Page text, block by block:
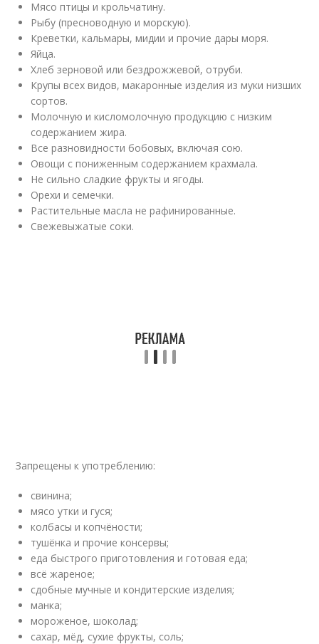
Мясо птицы и крольчатину.
Рыбу (пресноводную и морскую).
Креветки, кальмары, мидии и прочие дары моря.
Яйца.
Хлеб зерновой или бездрожжевой, отруби.
Крупы всех видов, макаронные изделия из муки низших
сортов.
Молочную и кисломолочную продукцию с низким
содержанием жира.
Все разновидности бобовых, включая сою.
Овощи с пониженным содержанием крахмала.
Не сильно сладкие фрукты и ягоды.
Орехи и семечки.
Растительные масла не рафинированные.
Свежевыжатые соки.
Запрещены к употреблению:
свинина;
мясо утки и гуся;
колбасы и копчёности;
тушёнка и прочие консервы;
еда быстрого приготовления и готовая еда;
всё жареное;
сдобные мучные и кондитерские изделия;
манка;
мороженое, шоколад;
сахар, мёд, сухие фрукты, соль;